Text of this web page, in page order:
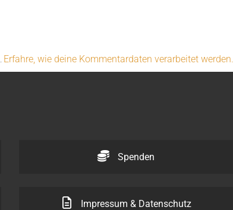
Erfahre, wie deine Kommentardaten verarbeitet werden.
Spenden
Impressum & Datenschutz